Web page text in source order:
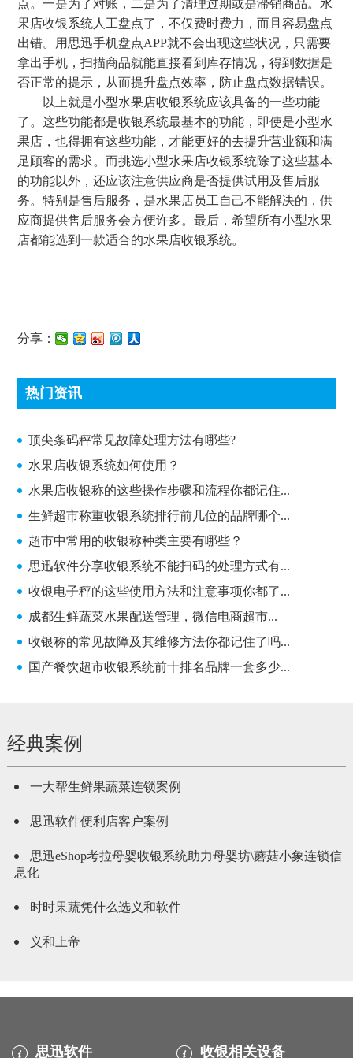
点。一是为了对账，二是为了清理过期或是滞销商品。水
果店收银系统人工盘点了，不仅费时费力，而且容易盘点
出错。用思迅手机盘点APP就不会出现这些状况，只需要
拿出手机，扫描商品就能直接看到库存情况，得到数据是
否正常的提示，从而提升盘点效率，防止盘点数据错误。
以上就是小型水果店收银系统应该具备的一些功能
了。这些功能都是收银系统最基本的功能，即使是小型水
果店，也得拥有这些功能，才能更好的去提升营业额和满
足顾客的需求。而挑选小型水果店收银系统除了这些基本
的功能以外，还应该注意供应商是否提供试用及售后服
务。特别是售后服务，是水果店员工自己不能解决的，供
应商提供售后服务会方便许多。最后，希望所有小型水果
店都能选到一款适合的水果店收银系统。
分享：
热门资讯
顶尖条码秤常见故障处理方法有哪些?
顶尖条码秤常见故障处理方法有哪些?
水果店收银系统如何使用？
水果店收银称的这些操作步骤和流程你都记住...
生鲜超市称重收银系统排行前几位的品牌哪个...
超市中常用的收银称种类主要有哪些？
思迅软件分享收银系统不能扫码的处理方式有...
收银电子秤的这些使用方法和注意事项你都了...
成都生鲜蔬菜水果配送管理，微信电商超市...
收银称的常见故障及其维修方法你都记住了吗...
国产餐饮超市收银系统前十排名品牌一套多少...
经典案例
一大帮生鲜果蔬菜连锁案例
思迅软件便利店客户案例
思迅eShop考拉母婴收银系统助力母婴坊\蘑菇小象连锁信
息化
时时果蔬凭什么选义和软件
义和上帝
思迅软件 收银相关设备